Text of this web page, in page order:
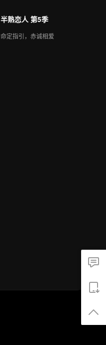
半熟恋人 第5季
命定指引，赤诚相爱